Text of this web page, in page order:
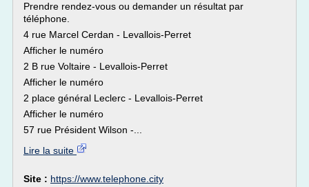
Prendre rendez-vous ou demander un résultat par
téléphone.
4 rue Marcel Cerdan - Levallois-Perret
Afficher le numéro
2 B rue Voltaire - Levallois-Perret
Afficher le numéro
2 place général Leclerc - Levallois-Perret
Afficher le numéro
57 rue Président Wilson -...
Lire la suite
Site : https://www.telephone.city